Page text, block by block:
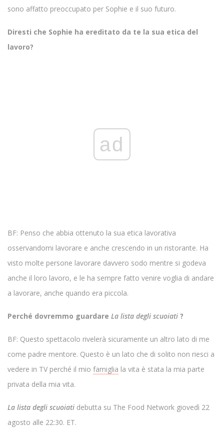
sono affatto preoccupato per Sophie e il suo futuro.
Diresti che Sophie ha ereditato da te la sua etica del
lavoro?
ad
BF: Penso che abbia ottenuto la sua etica lavorativa
osservandomi lavorare e anche crescendo in un ristorante. Ha
visto molte persone lavorare davvero sodo mentre si godeva
anche il loro lavoro, e le ha sempre fatto venire voglia di andare
a lavorare, anche quando era piccola.
Perché dovremmo guardare La lista degli scuoiati ?
BF: Questo spettacolo rivelerà sicuramente un altro lato di me
come padre mentore. Questo è un lato che di solito non riesci a
vedere in TV perché il mio famiglia la vita è stata la mia parte
privata della mia vita.
La lista degli scuoiati debutta su The Food Network giovedì 22
agosto alle 22:30. ET.